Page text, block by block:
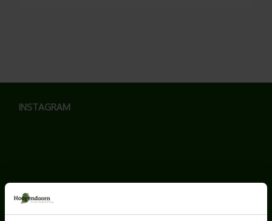
INSTAGRAM
LAATSTE NIEUWS
BLOG: LUIS IN KANTOORPLANTEN – ZO